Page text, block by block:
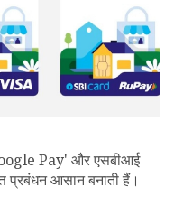
Pay' और एसबीआई
प्रबंधन आसान बनाती हैं।